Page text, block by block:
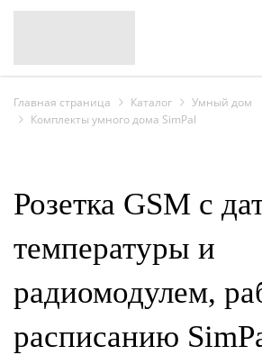
Главная страница Каталог
Умный дом
Комплекты умного дома SimPal
Розетка GSM с
температуры и
радиомодулем,
расписанию